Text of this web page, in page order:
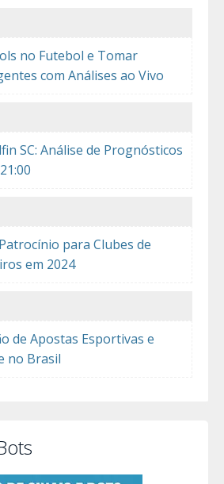
no Futebol e Tomar
com Análises ao Vivo
SC: Análise de Prognósticos
para Clubes de
em 2024
de Apostas Esportivas e
no Brasil